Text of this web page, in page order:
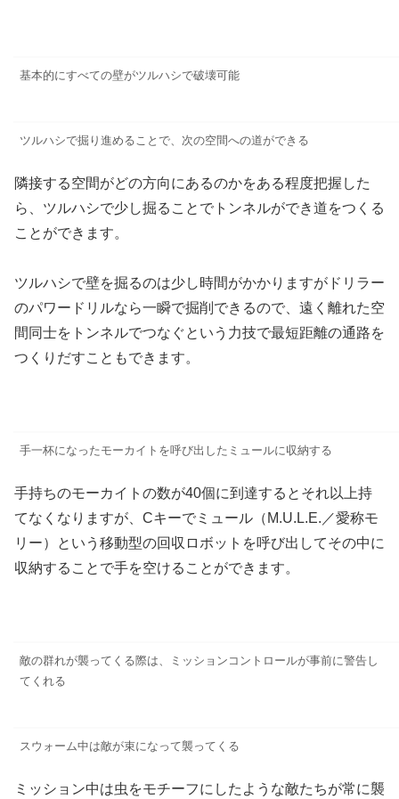
基本的にすべての壁がツルハシで破壊可能
ツルハシで掘り進めることで、次の空間への道ができる
隣接する空間がどの方向にあるのかをある程度把握した
ら、ツルハシで少し掘ることでトンネルができ道をつくる
ことができます。
ツルハシで壁を掘るのは少し時間がかかりますがドリラー
のパワードリルなら一瞬で掘削できるので、遠く離れた空
間同士をトンネルでつなぐという力技で最短距離の通路を
つくりだすこともできます。
手一杯になったモーカイトを呼び出したミュールに収納する
手持ちのモーカイトの数が40個に到達するとそれ以上持
てなくなりますが、Cキーでミュール（M.U.L.E.／愛称モ
リー）という移動型の回収ロボットを呼び出してその中に
収納することで手を空けることができます。
敵の群れが襲ってくる際は、ミッションコントロールが事前に警告し
てくれる
スウォーム中は敵が束になって襲ってくる
ミッション中は虫をモチーフにしたような敵たちが常に襲